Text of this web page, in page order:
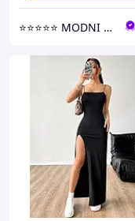
⭐⭐⭐⭐⭐ MODNI ⭐⭐⭐⭐⭐